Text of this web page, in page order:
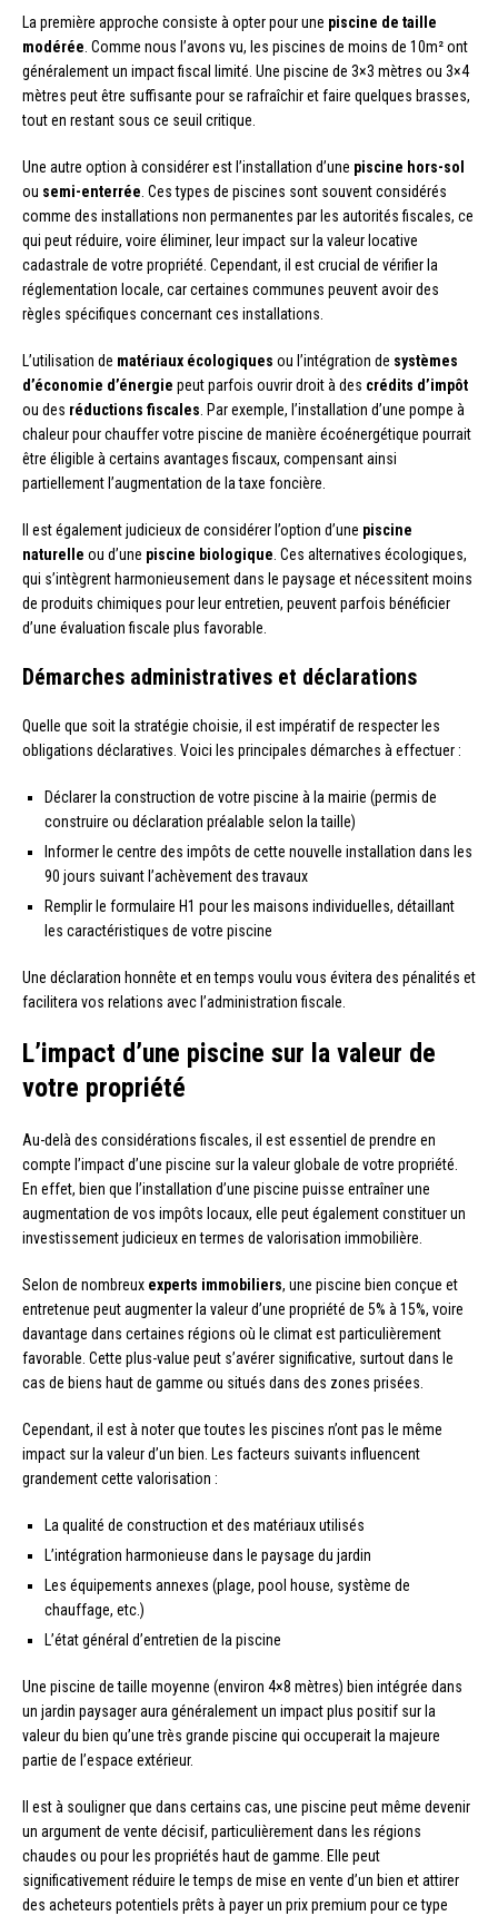
La première approche consiste à opter pour une piscine de taille
modérée . Comme nous l’avons vu, les piscines de moins de 10m² ont
généralement un impact fiscal limité. Une piscine de 3×3 mètres ou 3×4
mètres peut être suffisante pour se rafraîchir et faire quelques brasses,
tout en restant sous ce seuil critique.
Une autre option à considérer est l’installation d’une piscine hors-sol
ou semi-enterrée . Ces types de piscines sont souvent considérés
comme des installations non permanentes par les autorités fiscales, ce
qui peut réduire, voire éliminer, leur impact sur la valeur locative
cadastrale de votre propriété. Cependant, il est crucial de vérifier la
réglementation locale, car certaines communes peuvent avoir des
règles spécifiques concernant ces installations.
L’utilisation de matériaux écologiques ou l’intégration de systèmes
d’économie d’énergie peut parfois ouvrir droit à des crédits d’impôt
ou des réductions fiscales . Par exemple, l’installation d’une pompe à
chaleur pour chauffer votre piscine de manière écoénergétique pourrait
être éligible à certains avantages fiscaux, compensant ainsi
partiellement l’augmentation de la taxe foncière.
Il est également judicieux de considérer l’option d’une piscine
naturelle ou d’une piscine biologique . Ces alternatives écologiques,
qui s’intègrent harmonieusement dans le paysage et nécessitent moins
de produits chimiques pour leur entretien, peuvent parfois bénéficier
d’une évaluation fiscale plus favorable.
Démarches administratives et déclarations
Quelle que soit la stratégie choisie, il est impératif de respecter les
obligations déclaratives. Voici les principales démarches à effectuer :
Déclarer la construction de votre piscine à la mairie (permis de
construire ou déclaration préalable selon la taille)
Informer le centre des impôts de cette nouvelle installation dans les
90 jours suivant l’achèvement des travaux
Remplir le formulaire H1 pour les maisons individuelles, détaillant
les caractéristiques de votre piscine
Une déclaration honnête et en temps voulu vous évitera des pénalités et
facilitera vos relations avec l’administration fiscale.
L’impact d’une piscine sur la valeur de
votre propriété
Au-delà des considérations fiscales, il est essentiel de prendre en
compte l’impact d’une piscine sur la valeur globale de votre propriété.
En effet, bien que l’installation d’une piscine puisse entraîner une
augmentation de vos impôts locaux, elle peut également constituer un
investissement judicieux en termes de valorisation immobilière.
Selon de nombreux experts immobiliers, une piscine bien conçue et
entretenue peut augmenter la valeur d’une propriété de 5% à 15%, voire
davantage dans certaines régions où le climat est particulièrement
favorable. Cette plus-value peut s’avérer significative, surtout dans le
cas de biens haut de gamme ou situés dans des zones prisées.
Cependant, il est à noter que toutes les piscines n’ont pas le même
impact sur la valeur d’un bien. Les facteurs suivants influencent
grandement cette valorisation :
La qualité de construction et des matériaux utilisés
L’intégration harmonieuse dans le paysage du jardin
Les équipements annexes (plage, pool house, système de
chauffage, etc.)
L’état général d’entretien de la piscine
Une piscine de taille moyenne (environ 4×8 mètres) bien intégrée dans
un jardin paysager aura généralement un impact plus positif sur la
valeur du bien qu’une très grande piscine qui occuperait la majeure
partie de l’espace extérieur.
Il est à souligner que dans certains cas, une piscine peut même devenir
un argument de vente décisif, particulièrement dans les régions
chaudes ou pour les propriétés haut de gamme. Elle peut
significativement réduire le temps de mise en vente d’un bien et attirer
des acheteurs potentiels prêts à payer un prix premium pour ce type